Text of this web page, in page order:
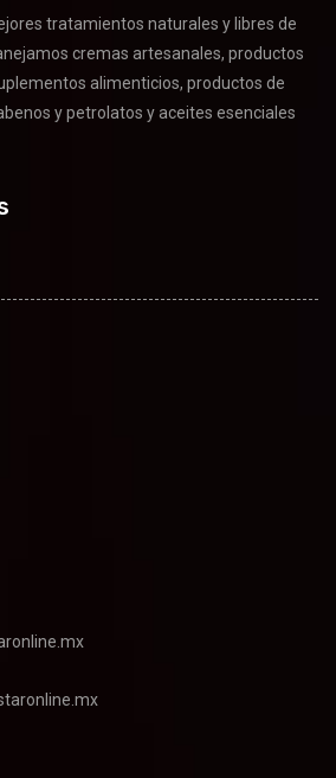
tratamientos naturales y libres de
cremas artesanales, productos
alimenticios, productos de
y petrolatos y aceites esenciales